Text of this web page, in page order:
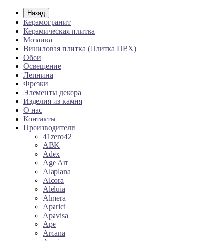
Назад
Керамогранит
Керамическая плитка
Мозаика
Виниловая плитка (Плитка ПВХ)
Обои
Освещение
Лепнина
Фрезки
Элементы декора
Изделия из камня
О нас
Контакты
Производители
41zero42
ABK
Adex
Age Art
Alaplana
Alcora
Aleluia
Almera
Aparici
Apavisa
Ape
Arcana